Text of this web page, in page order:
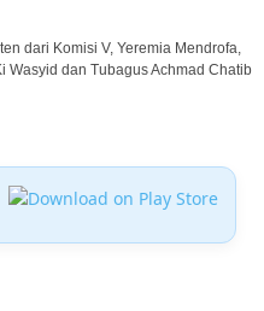
dari Komisi V, Yeremia Mendrofa,
Wasyid dan Tubagus Achmad Chatib